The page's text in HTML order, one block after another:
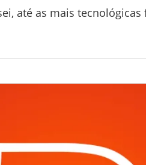
até as mais